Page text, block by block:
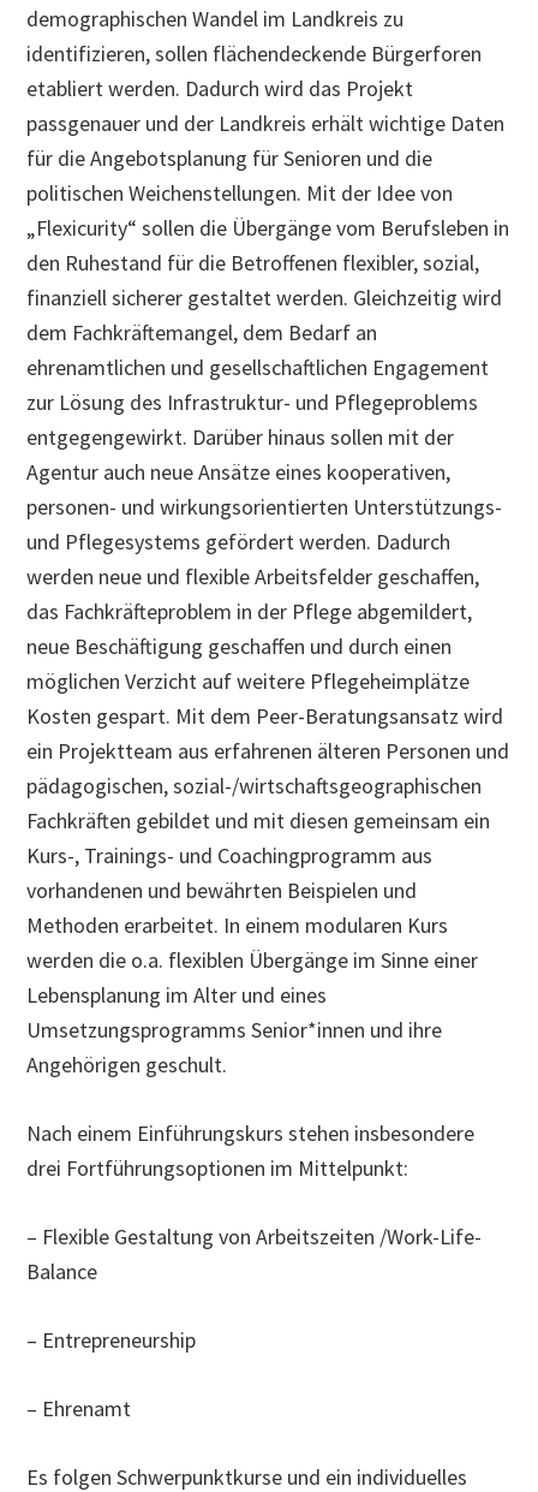
demographischen Wandel im Landkreis zu
identifizieren, sollen flächendeckende Bürgerforen
etabliert werden. Dadurch wird das Projekt
passgenauer und der Landkreis erhält wichtige Daten
für die Angebotsplanung für Senioren und die
politischen Weichenstellungen. Mit der Idee von
„Flexicurity“ sollen die Übergänge vom Berufsleben in
den Ruhestand für die Betroffenen flexibler, sozial,
finanziell sicherer gestaltet werden. Gleichzeitig wird
dem Fachkräftemangel, dem Bedarf an
ehrenamtlichen und gesellschaftlichen Engagement
zur Lösung des Infrastruktur- und Pflegeproblems
entgegengewirkt. Darüber hinaus sollen mit der
Agentur auch neue Ansätze eines kooperativen,
personen- und wirkungsorientierten Unterstützungs-
und Pflegesystems gefördert werden. Dadurch
werden neue und flexible Arbeitsfelder geschaffen,
das Fachkräfteproblem in der Pflege abgemildert,
neue Beschäftigung geschaffen und durch einen
möglichen Verzicht auf weitere Pflegeheimplätze
Kosten gespart. Mit dem Peer-Beratungsansatz wird
ein Projektteam aus erfahrenen älteren Personen und
pädagogischen, sozial-/wirtschaftsgeographischen
Fachkräften gebildet und mit diesen gemeinsam ein
Kurs-, Trainings- und Coachingprogramm aus
vorhandenen und bewährten Beispielen und
Methoden erarbeitet. In einem modularen Kurs
werden die o.a. flexiblen Übergänge im Sinne einer
Lebensplanung im Alter und eines
Umsetzungsprogramms Senior*innen und ihre
Angehörigen geschult.
Nach einem Einführungskurs stehen insbesondere
drei Fortführungsoptionen im Mittelpunkt:
– Flexible Gestaltung von Arbeitszeiten /Work-Life-
Balance
– Entrepreneurship
– Ehrenamt
Es folgen Schwerpunktkurse und ein individuelles